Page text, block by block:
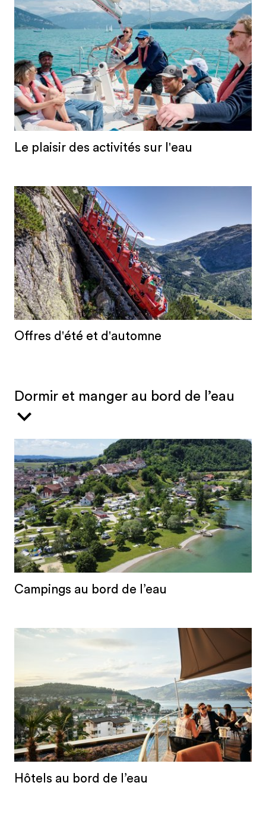
Le plaisir des activités sur l'eau
Offres d'été et d'automne
Dormir et manger au bord de l’eau
Campings au bord de l’eau
Hôtels au bord de l’eau